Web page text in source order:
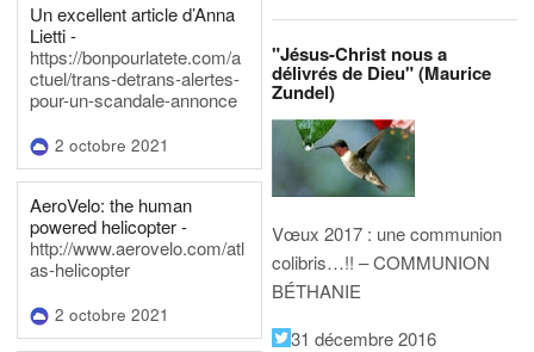
Un excellent article d’Anna
Lietti -
https://bonpourlatete.com/a
ctuel/trans-detrans-alertes-
pour-un-scandale-annonce
2 octobre 2021
AeroVelo: the human
powered helicopter -
http://www.aerovelo.com/atl
as-helicopter
2 octobre 2021
"Jésus-Christ nous a
délivrés de Dieu" (Maurice
Zundel)
Vœux 2017 : une communion
colibris…!! – COMMUNION
BÉTHANIE
31 décembre 2016